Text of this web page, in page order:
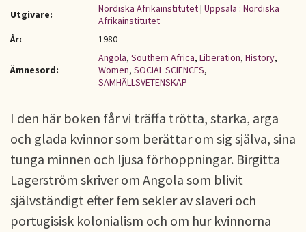
Utgivare:
Nordiska Afrikainstitutet| Uppsala : Nordiska
Afrikainstitutet
År:
1980
Ämnesord:
Angola, Southern Africa, Liberation, History,
Women, SOCIAL SCIENCES,
SAMHÄLLSVETENSKAP
I den här boken får vi träffa trötta, starka, arga
och glada kvinnor som berättar om sig själva, sina
tunga minnen och ljusa förhoppningar. Birgitta
Lagerström skriver om Angola som blivit
självständigt efter fem sekler av slaveri och
portugisisk kolonialism och om hur kvinnorna